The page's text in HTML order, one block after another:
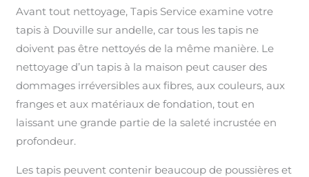
Avant tout nettoyage, Tapis Service examine votre
tapis à Douville sur andelle, car tous les tapis ne
doivent pas être nettoyés de la même manière. Le
nettoyage d’un tapis à la maison peut causer des
dommages irréversibles aux fibres, aux couleurs, aux
franges et aux matériaux de fondation, tout en
laissant une grande partie de la saleté incrustée en
profondeur.
Les tapis peuvent contenir beaucoup de poussières et